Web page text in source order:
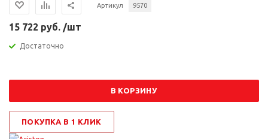
Артикул 9570
15 722 руб. /шт
Достаточно
В КОРЗИНУ
ПОКУПКА В 1 КЛИК